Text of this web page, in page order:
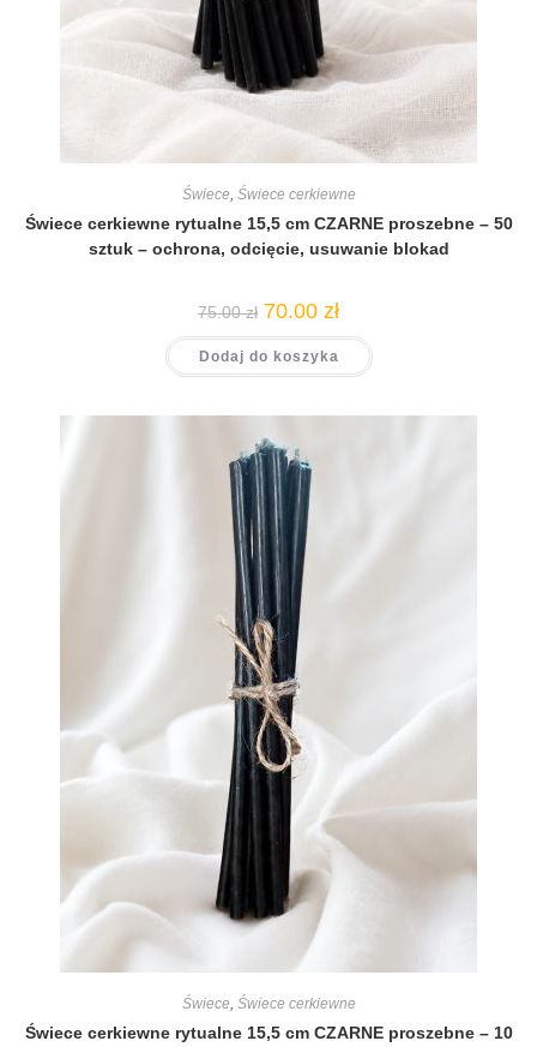
Świece Świece cerkiewne
Świece cerkiewne rytualne 15,5 cm CZARNE proszebne – 50
sztuk – ochrona, odcięcie, usuwanie blokad
75.00zł 70.00 zł
Dodaj do koszyka
Świece, Świece cerkiewne
Świece cerkiewne rytualne 15,5 cm CZARNE proszebne – 10